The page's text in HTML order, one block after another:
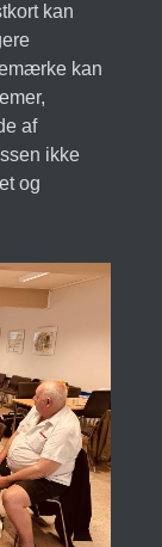
kan
kan
af
ikke
og